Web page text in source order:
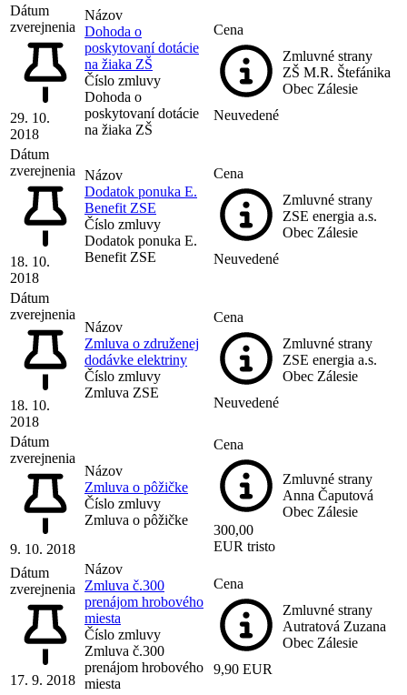
Dátum
zverejnenia
29. 10.
2018
Názov
Dohoda o
poskytovaní dotácie
na žiaka ZŠ
Číslo zmluvy
Dohoda o
poskytovaní dotácie
na žiaka ZŠ
Cena
Neuvedené
Zmluvné strany
ZŠ M.R. Štefánika
Obec Zálesie
Dátum
zverejnenia
18. 10.
2018
Názov
Dodatok ponuka E.
Benefit ZSE
Číslo zmluvy
Dodatok ponuka E.
Benefit ZSE
Cena
Neuvedené
Zmluvné strany
ZSE energia a.s.
Obec Zálesie
Dátum
zverejnenia
18. 10.
2018
Názov
Zmluva o združenej
dodávke elektriny
Číslo zmluvy
Zmluva ZSE
Cena
Neuvedené
Zmluvné strany
ZSE energia a.s.
Obec Zálesie
Dátum
zverejnenia
9. 10. 2018
Názov
Zmluva o pôžičke
Číslo zmluvy
Zmluva o pôžičke
Cena
300,00
EUR tristo
Zmluvné strany
Anna Čaputová
Obec Zálesie
Dátum
zverejnenia
17. 9. 2018
Názov
Zmluva č.300
prenájom hrobového
miesta
Číslo zmluvy
Zmluva č.300
prenájom hrobového
miesta
Cena
9,90 EUR
Zmluvné strany
Autratová Zuzana
Obec Zálesie